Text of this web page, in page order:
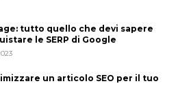
tutto quello che devi sapere
le SERP di Google
un articolo SEO per il tuo